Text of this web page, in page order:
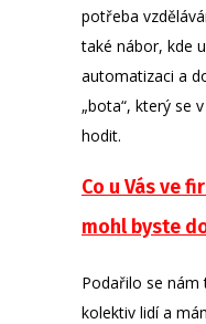
potřeba
také nábor, kde
automatizaci a
„bota“, který se
hodit.
Co u Vás ve
mohl byste
Podařilo se nám
kolektiv lidí a